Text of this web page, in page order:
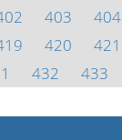
403 404
420 421
432 433